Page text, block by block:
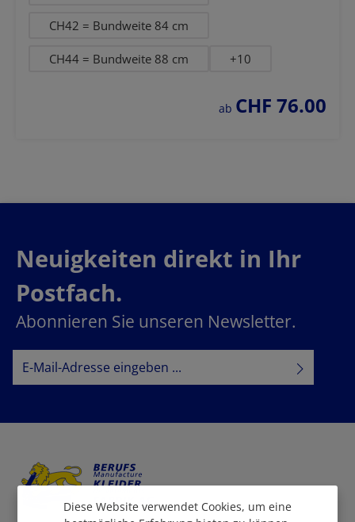
CH42 = Bundweite 84 cm
CH44 = Bundweite 88 cm +10
regulärer preis:
ab CHF 76.00
Neuigkeiten direkt in Ihr
Postfach.
Abonnieren Sie unseren Newsletter.
E-Mail-Adresse*
Ich habe dieDatenschutzbestimmungenzur Kenntnis
Diese Website verwendet Cookies, um eine